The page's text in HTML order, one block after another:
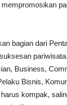
bagian dari
Business,
Bisnis,
kompak,